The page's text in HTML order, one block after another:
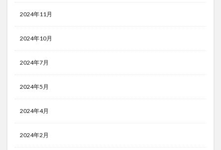
2024年11月
2024年10月
2024年7月
2024年5月
2024年4月
2024年2月